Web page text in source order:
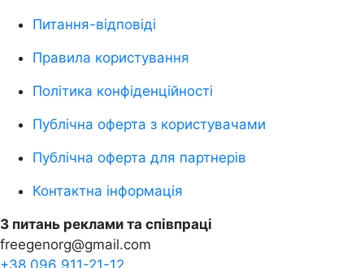
Питання-відповіді
Правила користування
Політика конфіденційності
Публічна оферта з користувачами
Публічна оферта для партнерів
Контактна інформація
З питань реклами та співпраці
freegenorg@gmail.com
+38 096 911-21-12